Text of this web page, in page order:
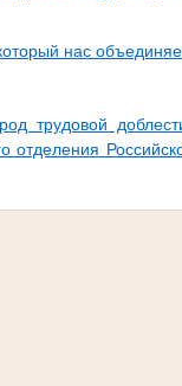
нас
трудовой